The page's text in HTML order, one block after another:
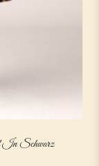
In Schwarz